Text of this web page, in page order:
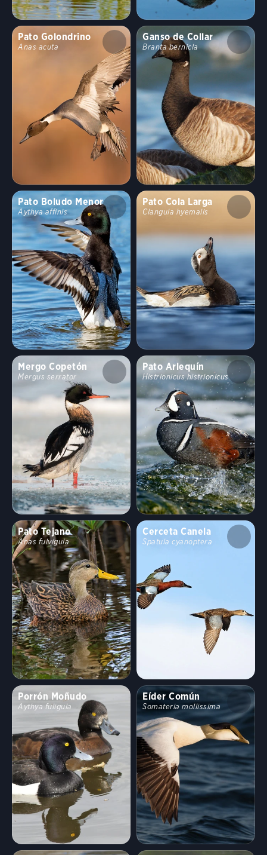
Pato Golondrino
Anas acuta
Ganso de Collar
Branta bernicla
Pato Boludo Menor
Aythya affinis
Pato Cola Larga
Clangula hyemalis
Mergo Copetón
Mergus serrator
Pato Arlequín
Histrionicus histrionicus
Pato Tejano
Anas fulvigula
Cerceta Canela
Spatula cyanoptera
Porrón Moñudo
Aythya fuligula
Eíder Común
Somateria mollissima